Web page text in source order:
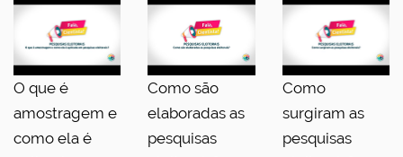
O que é
amostragem e
como ela é
Como são
elaboradas as
pesquisas
Como
surgiram as
pesquisas